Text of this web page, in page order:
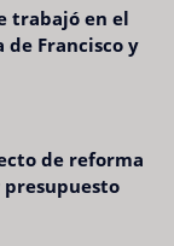
trabajó en el
Francisco y
de reforma